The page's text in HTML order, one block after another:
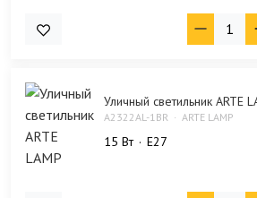
Уличный светильник ARTE
A2322AL-1BR ARTE LAMP
15 Bт E27